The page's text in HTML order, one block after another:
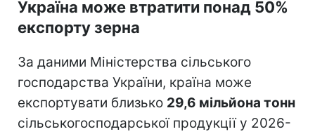
Україна може втратити понад 50%
експорту зерна
За даними Міністерства сільського
господарства України, країна може
експортувати близько 29,6 мільйона тонн
сільськогосподарської продукції у 2026-